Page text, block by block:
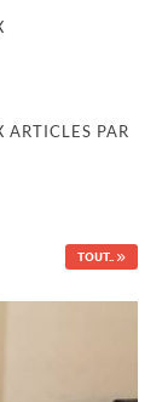
ARTICLES PAR
TOUT..